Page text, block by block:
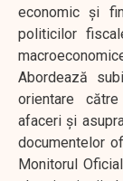
economic și
politicilor
Abordează
orientare
afaceri și
documentelor
Monitorul